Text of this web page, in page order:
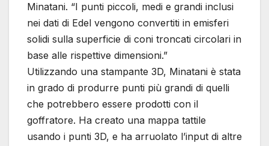
Minatani. “I punti piccoli, medi e grandi inclusi
nei dati di Edel vengono convertiti in emisferi
solidi sulla superficie di coni troncati circolari in
base alle rispettive dimensioni.”
Utilizzando una stampante 3D, Minatani è stata
in grado di produrre punti più grandi di quelli
che potrebbero essere prodotti con il
goffratore. Ha creato una mappa tattile
usando i punti 3D, e ha arruolato l’input di altre